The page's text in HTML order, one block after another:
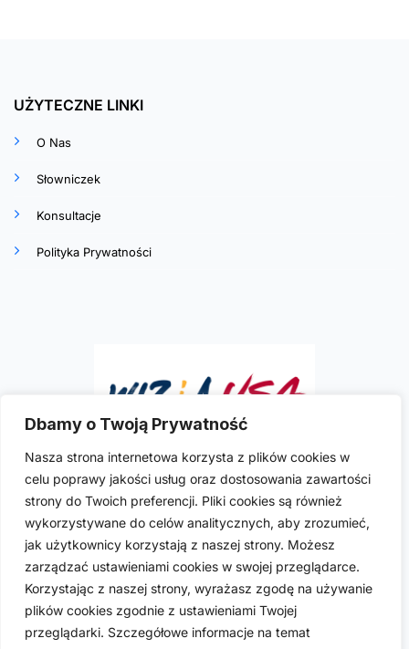
Dbamy o Twoją Prywatność
Nasza strona internetowa korzysta z plików cookies w
celu poprawy jakości usług oraz dostosowania zawartości
strony do Twoich preferencji. Pliki cookies są również
wykorzystywane do celów analitycznych, aby zrozumieć,
jak użytkownicy korzystają z naszej strony. Możesz
zarządzać ustawieniami cookies w swojej przeglądarce.
Korzystając z naszej strony, wyrażasz zgodę na używanie
plików cookies zgodnie z ustawieniami Twojej
przeglądarki. Szczegółowe informacje na temat
UŻYTECZNE LINKI
O Nas
Słowniczek
Konsultacje
Polityka Prywatności
Ilona R. Szymkowiczto doświadczona i
wykwalifikowana polska prawniczka imigracyjna
praktykująca w USA. Posiada licencje do wykonywania
zawodu w sześciu stanach USA: Kalifornii, Kolorado,
Florydzie, Nevadzie, Nowym Jorku i Teksasie.